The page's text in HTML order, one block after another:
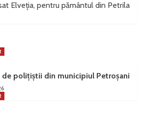
Elveția, pentru pământul din Petrila
de polițiștii din municipiul Petroșani